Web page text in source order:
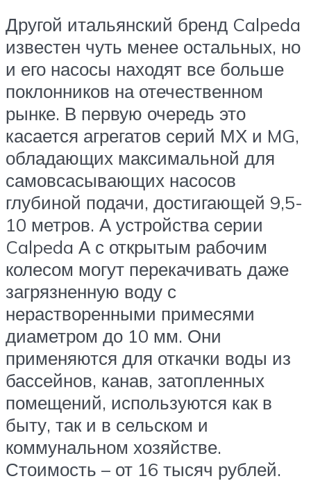
Другой итальянский бренд Calpeda
известен чуть менее остальных, но
и его насосы находят все больше
поклонников на отечественном
рынке. В первую очередь это
касается агрегатов серий МХ и MG,
обладающих максимальной для
самовсасывающих насосов
глубиной подачи, достигающей 9,5-
10 метров. А устройства серии
Calpeda А с открытым рабочим
колесом могут перекачивать даже
загрязненную воду с
нерастворенными примесями
диаметром до 10 мм. Они
применяются для откачки воды из
бассейнов, канав, затопленных
помещений, используются как в
быту, так и в сельском и
коммунальном хозяйстве.
Стоимость – от 16 тысяч рублей.